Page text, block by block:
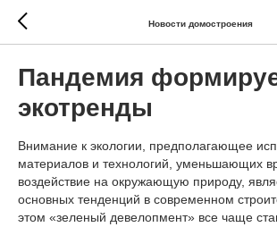
Новости домостроения
Пандемия
экотренды
Внимание к экологии, предполагающее
материалов и технологий, уменьшающих
воздействие на окружающую природу,
основных тенденций в современном
этом «зеленый девелопмент» все чаще